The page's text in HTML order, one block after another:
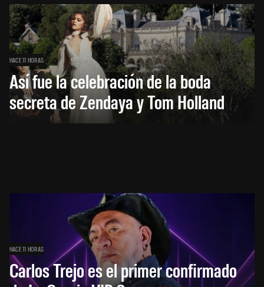
HACE 11 HORAS
Así fue la celebración de la boda
secreta de Zendaya y Tom Holland
HACE 11 HORAS
Carlos Trejo es el primer confirmado